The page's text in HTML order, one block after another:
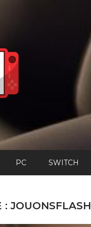
PC SWITCH
:JOUONSFLASH